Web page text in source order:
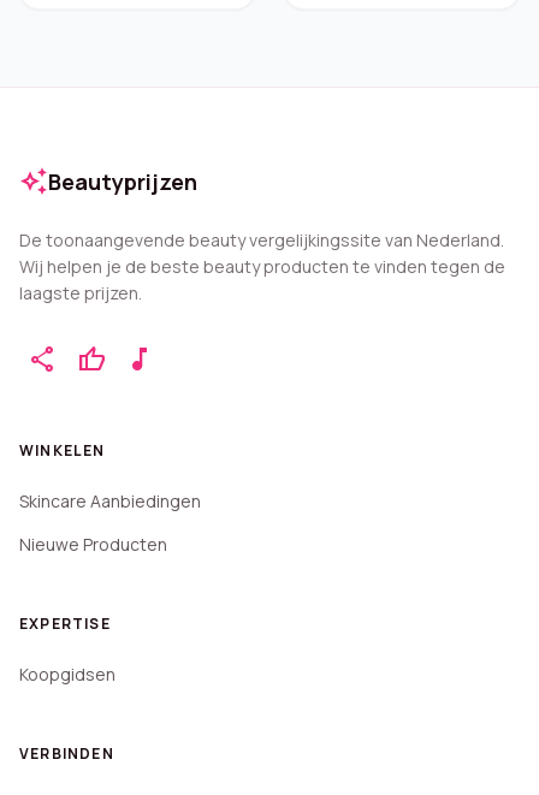
auto_awesomeBeautyprijzen
De toonaangevende beauty vergelijkingssite van Nederland.
Wij helpen je de beste beauty producten te vinden tegen de
laagste prijzen.
share thumb_up music_note
WINKELEN
Skincare Aanbiedingen
Nieuwe Producten
EXPERTISE
Koopgidsen
VERBINDEN